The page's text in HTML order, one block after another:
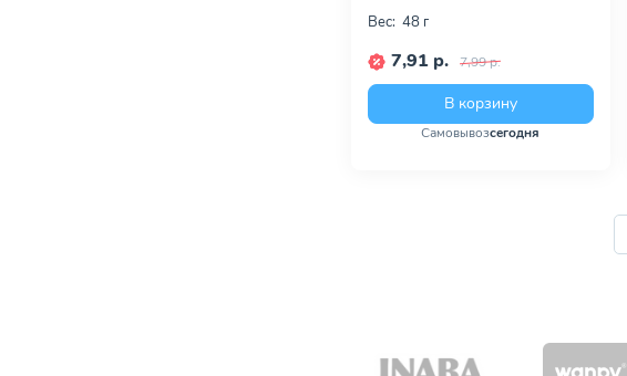
Вес: 48 г
7,91 р. 7,99 р.
В корзину
Самовывозсегодня